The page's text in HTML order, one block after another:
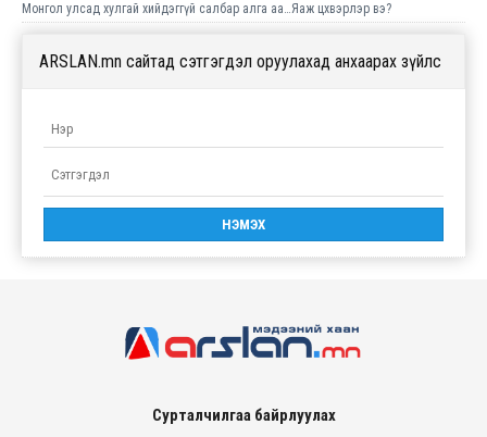
Монгол улсад хулгай хийдэггүй салбар алга аа…Яаж цхвэрлэр вэ?
ARSLAN.mn сайтад сэтгэгдэл оруулахад анхаарах зүйлс
Сурталчилгаа байрлуулах